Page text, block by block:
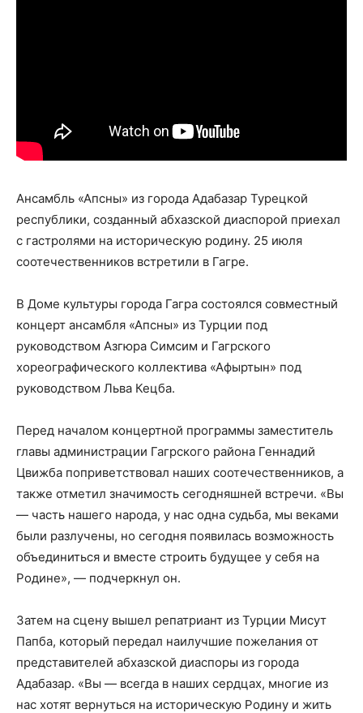
Ансамбль «Апсны» из города Адабазар Турецкой
республики, созданный абхазской диаспорой приехал
с гастролями на историческую родину. 25 июля
соотечественников встретили в Гагре.
В Доме культуры города Гагра состоялся совместный
концерт ансамбля «Апсны» из Турции под
руководством Азгюра Симсим и Гагрского
хореографического коллектива «Афыртын» под
руководством Льва Кецба.
Перед началом концертной программы заместитель
главы администрации Гагрского района Геннадий
Цвижба поприветствовал наших соотечественников, а
также отметил значимость сегодняшней встречи. «Вы
— часть нашего народа, у нас одна судьба, мы веками
были разлучены, но сегодня появилась возможность
объединиться и вместе строить будущее у себя на
Родине», — подчеркнул он.
Затем на сцену вышел репатриант из Турции Мисут
Папба, который передал наилучшие пожелания от
представителей абхазской диаспоры из города
Адабазар. «Вы — всегда в наших сердцах, многие из
нас хотят вернуться на историческую Родину и жить